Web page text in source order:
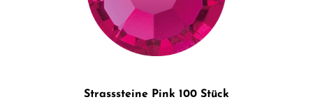
Strasssteine Pink 100 Stück